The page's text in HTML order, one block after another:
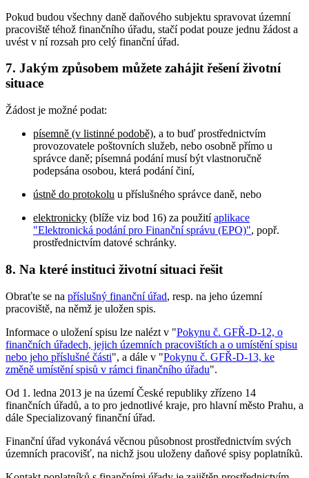
Pokud budou všechny daně daňového subjektu spravovat územní
pracoviště téhož finančního úřadu, stačí podat pouze jednu žádost a
uvést v ní rozsah pro celý finanční úřad.
7. Jakým způsobem můžete zahájit řešení životní
situace
Žádost je možné podat:
písemně (v listinné podobě), a to buď prostřednictvím
provozovatele poštovních služeb, nebo osobně přímo u
správce daně; písemná podání musí být vlastnoručně
podepsána osobou, která podání činí,
ústně do protokolu u příslušného správce daně, nebo
elektronicky (blíže viz bod 16) za použitíaplikace
"Elektronická podání pro Finanční správu (EPO)", popř.
prostřednictvím datové schránky.
8. Na které instituci životní situaci řešit
Obraťte se na příslušný finanční úřad, resp. na jeho územní
pracoviště, na němž je uložen spis.
Informace o uložení spisu lze nalézt v "Pokynu č. GFŘ-D-12, o
finančních úřadech, jejich územních pracovištích a o umístění spisu
nebo jeho příslušné části", a dále v "Pokynu č. GFŘ-D-13, ke
změně umístění spisů v rámci finančního úřadu".
Od 1. ledna 2013 je na území České republiky zřízeno 14
finančních úřadů, a to pro jednotlivé kraje, pro hlavní město Prahu, a
dále Specializovaný finanční úřad.
Finanční úřad vykonává věcnou působnost prostřednictvím svých
územních pracovišť, na nichž jsou uloženy daňové spisy poplatníků.